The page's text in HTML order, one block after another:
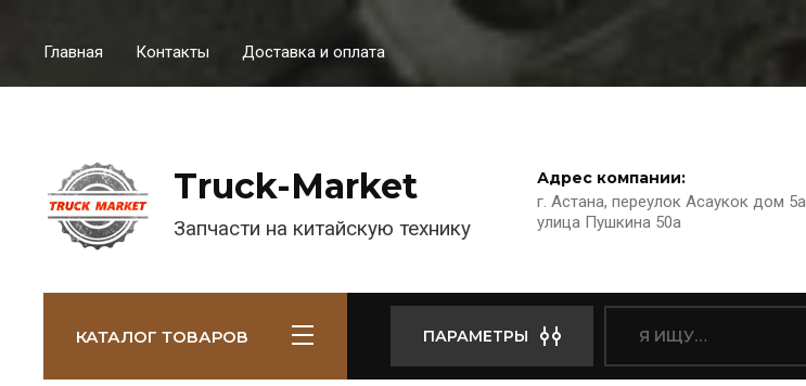
Главная Контакты Доставка и оплата
Truck-Market
Запчасти на китайскую технику
Адрес компании:
г. Астана, переулок Асаукок дом 5а
улица Пушкина 50а
КАТАЛОГ ТОВАРОВ ПАРАМЕТРЫ